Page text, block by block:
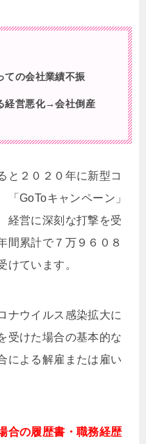
ての会社業績不振
経営悪化→会社倒産
と２０２０年に新型コ
「GoToキャンペーン」
経営に深刻な打撃を受
間累計で７ 万９６０８
けています。
ナウイルス感染拡大に
受けた場合の基本的な
による解雇または雇い
合の履歴書・職務経歴